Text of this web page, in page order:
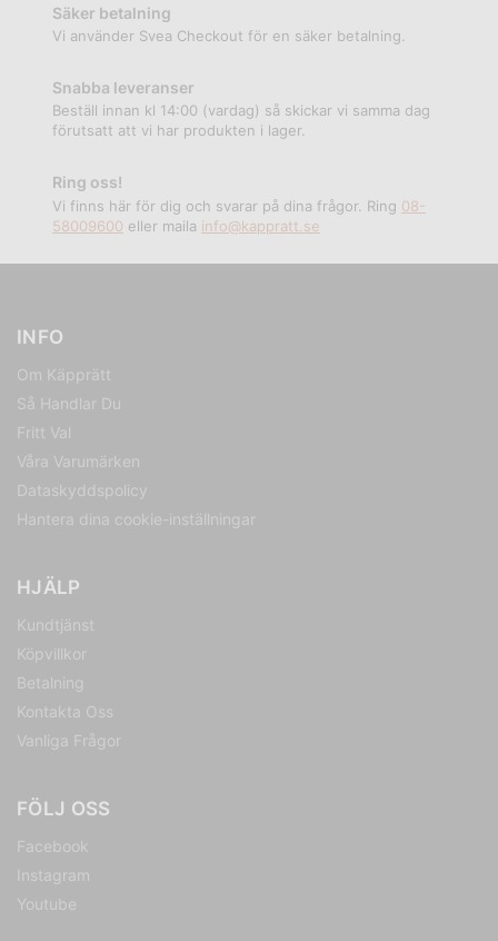
Säker betalning
Vi använder Svea Checkout för en säker betalning.
Snabba leveranser
Beställ innan kl 14:00 (vardag) så skickar vi samma dag
förutsatt att vi har produkten i lager.
Ring oss!
Vi finns här för dig och svarar på dina frågor. Ring 08-
58009600 eller maila info@kappratt.se
INFO
Om Käpprätt
Så Handlar Du
Fritt Val
Våra Varumärken
Dataskyddspolicy
Hantera dina cookie-inställningar
HJÄLP
Kundtjänst
Köpvillkor
Betalning
Kontakta Oss
Vanliga Frågor
FÖLJ OSS
Facebook
Instagram
Youtube